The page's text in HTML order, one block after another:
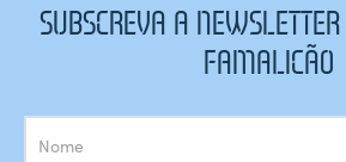
SUBSCREVA A
FAMALICÃO
Subscrição